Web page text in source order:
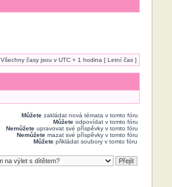
Všechny časy jsou v UTC + 1 hodina [ Letní čas ]
Můžetezakládat nová témata v tomto fóru
Můžeteodpovídat v tomto fóru
Nemůžeteupravovat své příspěvky v tomto fóru
Nemůžetemazat své příspěvky v tomto fóru
Můžetepřikládat soubory v tomto fóru